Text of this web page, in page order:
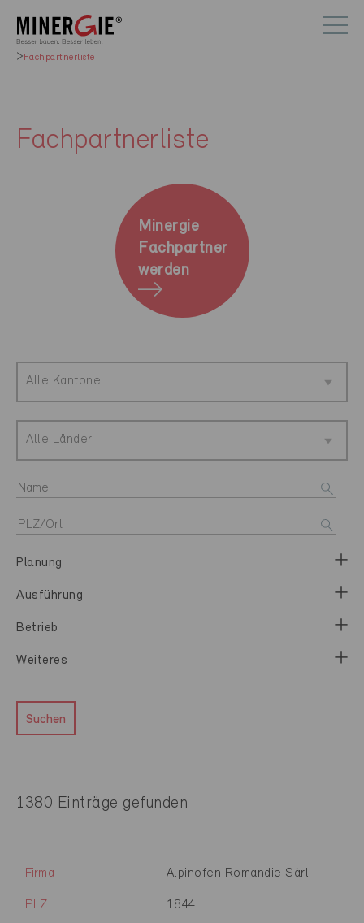
Fachpartnerliste
Fachpartnerliste
Minergie
Fachpartner
werden
Alle Kantone
Alle Länder
Planung
Ausführung
Betrieb
Weiteres
Suchen
1380 Einträge gefunden
Firma Alpinofen Romandie Sàrl
PLZ 1844